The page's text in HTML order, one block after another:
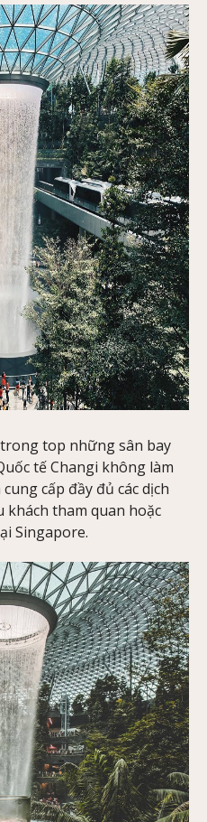
top những sân bay
tế Changi không làm
cấp đầy đủ các dịch
khách tham quan hoặc
Singapore.